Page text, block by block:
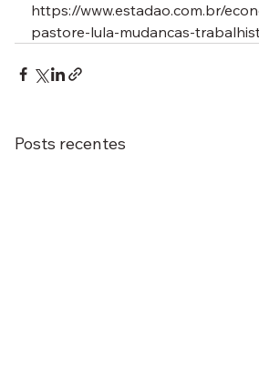
https://www.estadao.com.br/
pastore-lula-mudancas-
Posts recentes